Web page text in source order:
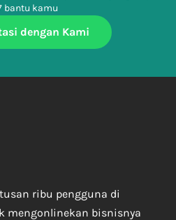
bantu kamu
dengan Kami
ribu pengguna di
mengonlinekan bisnisnya